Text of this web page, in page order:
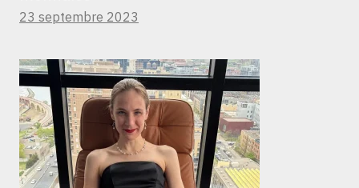
23 septembre 2023